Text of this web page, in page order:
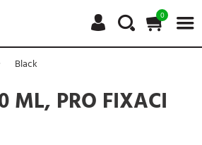
0
Black
ML, PRO FIXACI